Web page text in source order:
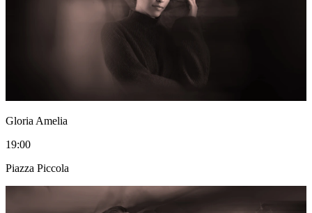
Gloria Amelia
19:00
Piazza Piccola